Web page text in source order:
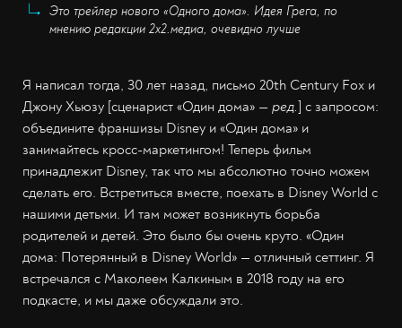
Это трейлер нового «Одного дома». Идея Грега, по
мнению редакции 2х2.медиа, очевидно лучше
Я написал тогда, 30 лет назад, письмо 20th Century Fox и
Джону Хьюзу [сценарист «Один дома» — ред.] с запросом:
объедините франшизы Disney и «Один дома» и
занимайтесь кросс-маркетингом! Теперь фильм
принадлежит Disney, так что мы абсолютно точно можем
сделать его. Встретиться вместе, поехать в Disney World с
нашими детьми. И там может возникнуть борьба
родителей и детей. Это было бы очень круто. «Один
дома: Потерянный в Disney World» — отличный сеттинг. Я
встречался с Маколеем Калкиным в 2018 году на его
подкасте, и мы даже обсуждали это.